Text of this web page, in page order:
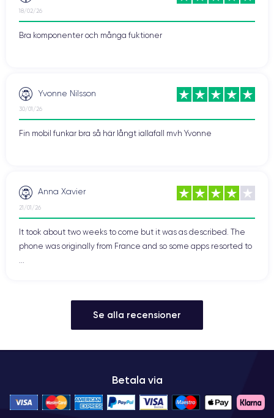
18/02/26
Bra komponenter och många fuktioner
Yvonne Nilsson
30/01/26
Fin mobil funkar bra så här långt iallafall mvh Yvonne
Anna Xavier
21/01/26
It took about two weeks to come but it was as described. The
phone was originally from France and so some apps resorted to
Se alla recensioner
Betala via